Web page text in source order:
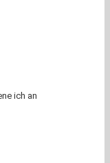
ich an